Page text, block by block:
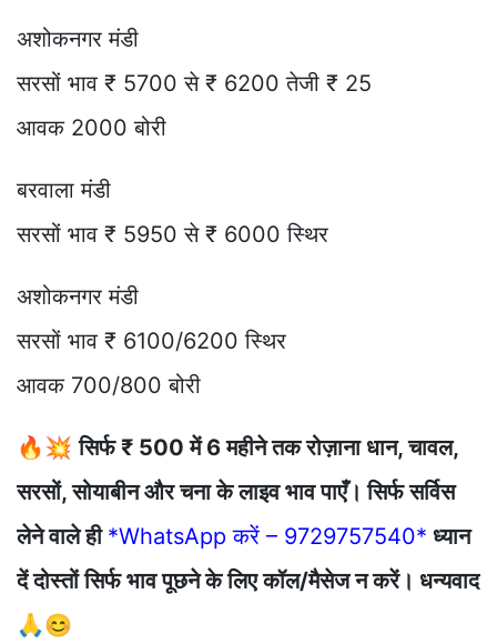
अशोकनगर मंडी
सरसों भाव ₹ 5700 से ₹ 6200 तेजी ₹ 25
आवक 2000 बोरी
बरवाला मंडी
सरसों भाव ₹ 5950 से ₹ 6000 स्थिर
अशोकनगर मंडी
सरसों भाव ₹ 6100/6200 स्थिर
आवक 700/800 बोरी
🔥💥सिर्फ ₹ 500 में 6 महीने तक रोज़ाना धान, चावल,
सरसों, सोयाबीन और चना के लाइव भाव पाएँ। सिर्फ सर्विस
लेने वाले ही *WhatsApp करें – 9729757540* ध्यान
दें दोस्तों सिर्फ भाव पूछने के लिए कॉल/मैसेज न करें। धन्यवाद
🙏😊